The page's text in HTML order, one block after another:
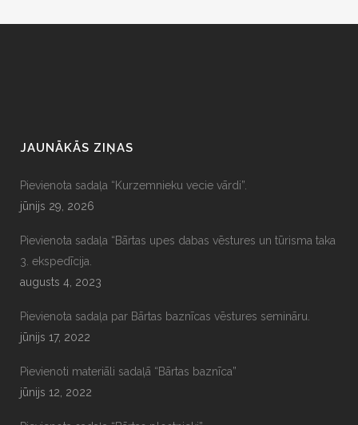
JAUNĀKĀS ZIŅAS
Pievienota sadaļa “Kurzemnieku vecie vārdi”.
jūnijs 29, 2026
Pievienota sadaļa “Bārtas upes dabas vēstures un tūrisma taka
3. ekspedīcija.
augusts 4, 2023
Pievienota sadaļa par Bārtas baznīcas vēstures semināru.
jūnijs 17, 2022
Pievienoti materiāli sadaļā “Bārtas baznīca”
jūnijs 12, 2022